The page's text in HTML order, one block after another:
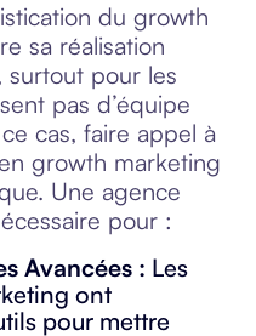
du growth
sa réalisation
surtout pour les
pas d’équipe
cas, faire appel à
growth marketing
Une agence
pour :
Avancées : Les
ont
pour mettre